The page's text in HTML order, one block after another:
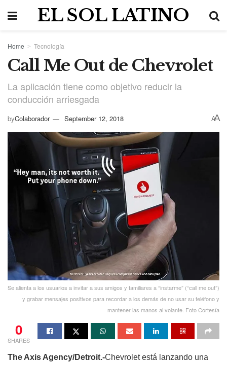
EL SOL LATINO
Home Tecnología
Call Me Out de Chevrolet
La aplicación tiene como objetivo reducir la
conducción arriesgada
byColaborador September 12, 2018 AA
Se alienta a los usuarios a invitar a sus amigos y familiares a “instarme” (“call me out”)
y grabar mensajes positivos para recordar a los demás de no usar su teléfono y
mantener las manos al volante. Foto Cortesía
0
SHARES
The Axis Agency/Detroit.-Chevrolet está lanzando una